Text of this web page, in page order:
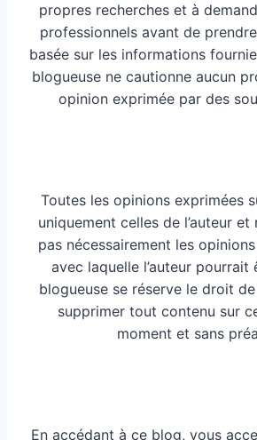
propres recherches et à
professionnels avant de
basée sur les informations
blogueuse ne cautionne aucun
opinion exprimée par des
Toutes les opinions exprimées
uniquement celles de l’auteur
pas nécessairement les
avec laquelle l’auteur pourrait
blogueuse se réserve le droit
supprimer tout contenu sur
moment et sans
En accédant à ce blog, vous